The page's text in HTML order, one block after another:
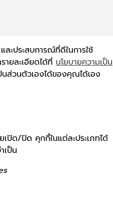
ะประสบการณ์ที่ดีในการใช้
ยละเอียดได้ที่ นโยบายความเป็น
นส่วนตัวเองได้ของคุณได้เอง
ปิด/ปิด คุกกี้ในแต่ละประเภทได้
เป็น